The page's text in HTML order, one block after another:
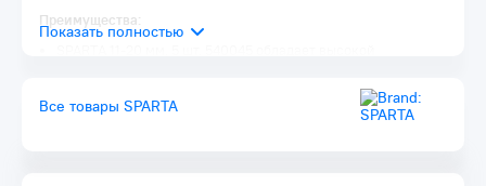
Преимущества:
Ширина изделия: 8мм
Все товары SPARTA